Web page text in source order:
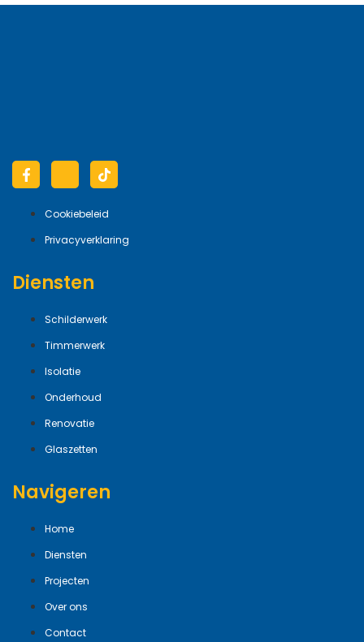
Cookiebeleid
Privacyverklaring
Diensten
Schilderwerk
Timmerwerk
Isolatie
Onderhoud
Renovatie
Glaszetten
Navigeren
Home
Diensten
Projecten
Over ons
Contact